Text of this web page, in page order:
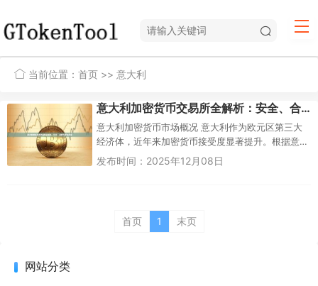
当前位置： 首页 >> 意大利
意大利加密货币交易所全解析：安全、合规与最佳选择
意大利加密货币市场概况 意大利作为欧元区第三大
经济体，近年来加密货币接受度显著提升。根据意
大利金融市场监管机构CONSOB的数据，超...
发布时间：2025年12月08日
首页 1 末页
网站分类